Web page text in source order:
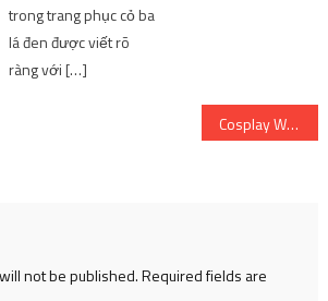
trong trang phục cỏ ba
lá đen được viết rõ
ràng với […]
Cosplay White Rabbit – Take me
not be published.Required fields are